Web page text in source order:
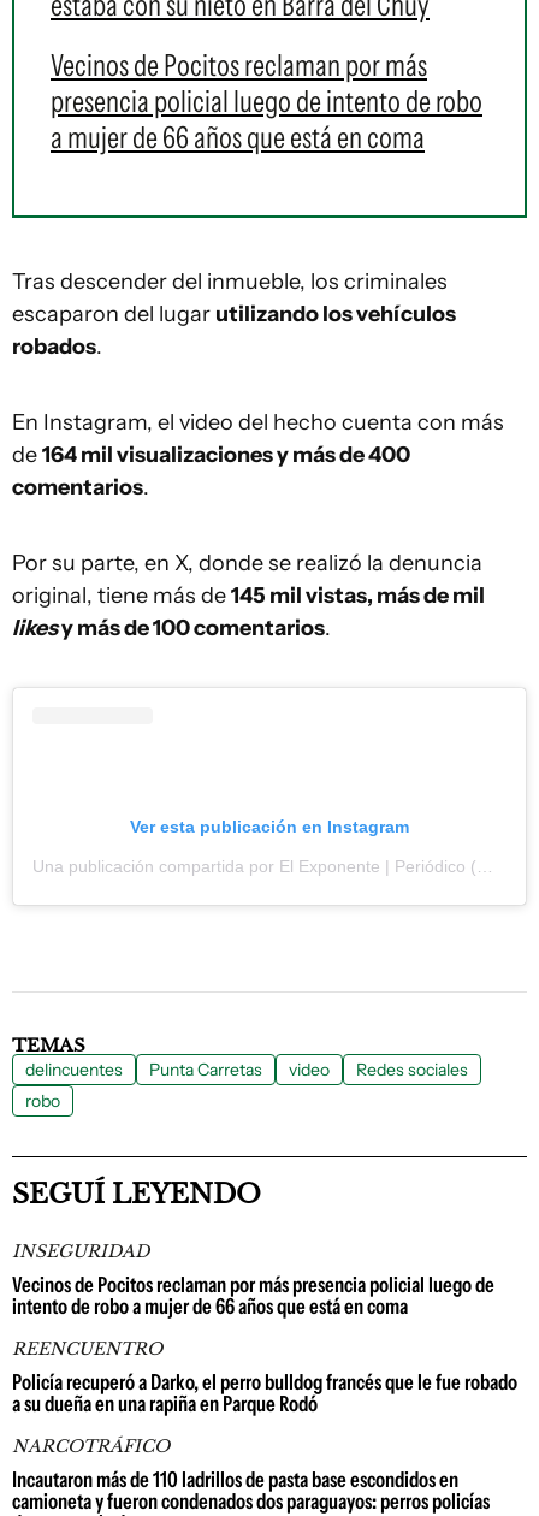
Vecinos de Pocitos reclaman por más
presencia policial luego de intento de robo
a mujer de 66 años que está en coma
Tras descender del inmueble, los criminales
escaparon del lugar utilizando los vehículos
robados.
En Instagram, el video del hecho cuenta con más
de164 mil visualizaciones y más de 400
comentarios.
Por su parte, en X, donde se realizó la denuncia
original, tiene más de145 mil vistas, más de mil
likesy más de 100 comentarios.
Ver esta publicación en Instagram
TEMAS
delincuentes Punta Carretas video
Redes sociales
robo
SEGUÍ LEYENDO
INSEGURIDAD
Vecinos de Pocitos reclaman por más presencia policial luego de
intento de robo a mujer de 66 años que está en coma
REENCUENTRO
Policía recuperó a Darko, el perro bulldog francés que le fue robado
a su dueña en una rapiña en Parque Rodó
NARCOTRÁFICO
Incautaron más de 110 ladrillos de pasta base escondidos en
camioneta y fueron condenados dos paraguayos: perros policías